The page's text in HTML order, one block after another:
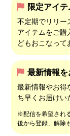
限定アイ
不定期でリリー
アイテムをご購
どもおこなって
最新情報を
最新情報やお得
ち早くお届けい
※配信を希望され
後から登録、解除